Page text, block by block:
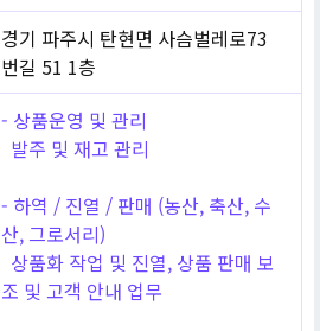
경기 파주시 탄현면 사슴벌레로73
번길 51 1층
- 상품운영 및 관리
발주 및 재고 관리
- 하역 / 진열 / 판매 (농산, 축산, 수
산, 그로서리)
상품화 작업 및 진열, 상품 판매 보
조 및 고객 안내 업무